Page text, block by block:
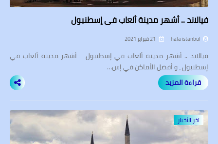
فيالاند .. أشهر مدينة ألعاب في إسطنبول
hala istanbul
فيالاند .. أشهر مدينة ألعاب في إسطنبول أشهر مدينة ألعاب في
إسطنبول ، و أفضل الأماكن في إس…
قراءة المزيد
آخر الأخبار